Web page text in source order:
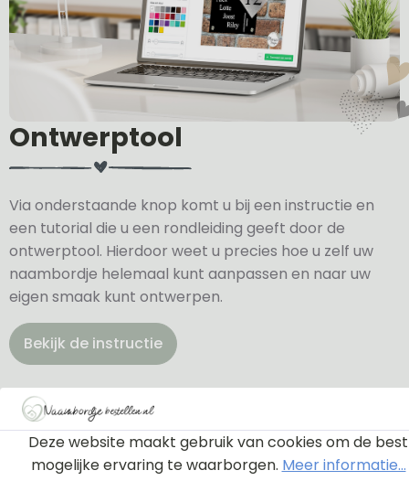
Ontwerptool
Via onderstaande knop komt u bij een instructie en
een tutorial die u een rondleiding geeft door de
ontwerptool. Hierdoor weet u precies hoe u zelf uw
naambordje helemaal kunt aanpassen en naar uw
eigen smaak kunt ontwerpen.
Bekijk de instructie
Deze website maakt gebruik van cookies om de best
mogelijke ervaring te waarborgen. Meer informatie...